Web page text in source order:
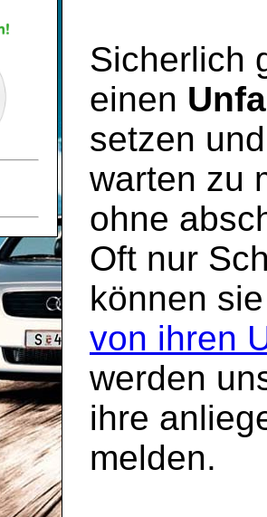
Sicherlich
einen
setzen
warten zu
ohne
Oft nur
können
von ihren
werden
ihre
melden.